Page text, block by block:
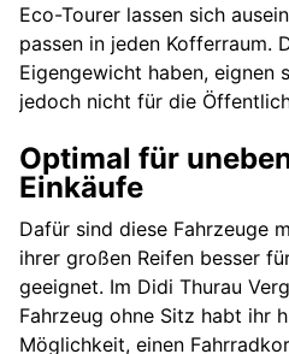
Eco-Tourer lassen sich
passen in jeden Kofferraum.
Eigengewicht haben, eignen
jedoch nicht für die
Optimal für
Einkäufe
Dafür sind diese Fahrzeuge
ihrer großen Reifen besser
geeignet. Im Didi Thurau
Fahrzeug ohne Sitz habt ihr
Möglichkeit, einen